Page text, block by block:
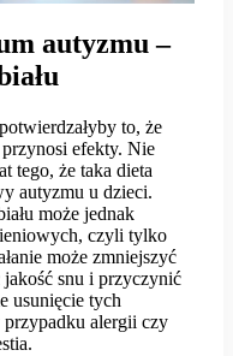
autyzmu –
to, że
efekty. Nie
tego, że taka dieta
autyzmu u dzieci.
może jednak
czyli tylko
może zmniejszyć
jakość snu i przyczynić
usunięcie tych
alergii czy